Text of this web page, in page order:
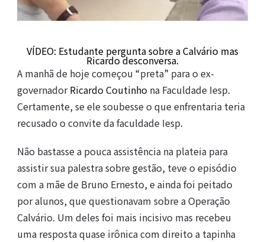
VÍDEO: Estudante pergunta sobre a Calvário mas
Ricardo desconversa.
A manhã de hoje começou “preta” para o ex-
governadorRicardo Coutinhona Faculdade Iesp.
Certamente, se ele soubesse o que enfrentaria teria
recusado o convite da faculdade Iesp.
Não bastasse a pouca assistência na plateia para
assistir sua palestra sobre gestão, teve o episódio
com a mãe de Bruno Ernesto, e ainda foi peitado
por alunos, que questionavam sobre a Operação
Calvário. Um deles foi mais incisivo mas recebeu
uma resposta quase irônica com direito a tapinha